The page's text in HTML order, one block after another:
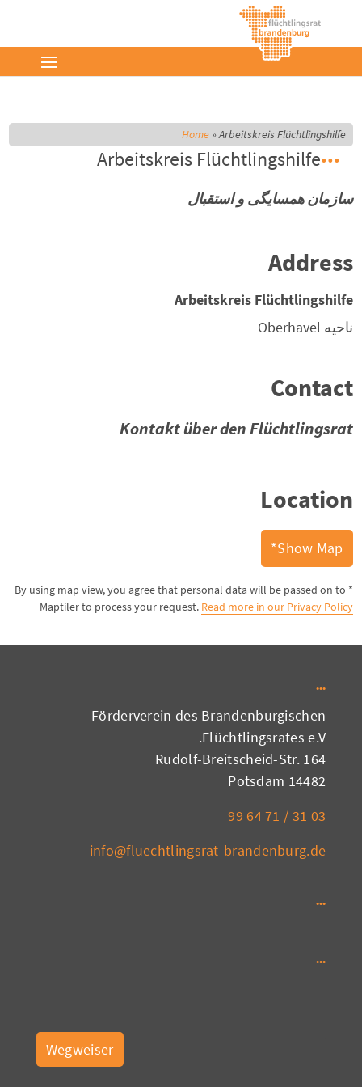
Home»Arbeitskreis Flüchtlingshilfe
Arbeitskreis Flüchtlingshilfe
سازمان همسايگى و استقبال
Address
Arbeitskreis Flüchtlingshilfe
ناحیه Oberhavel
Contact
Kontakt über den Flüchtlingsrat
Location
Show Map*
* By using map view, you agree that personal data will be passed on to
Maptiler to process your request. Read more in our Privacy Policy
Förderverein des Brandenburgischen
Flüchtlingsrates e.V.
Rudolf-Breitscheid-Str. 164
14482 Potsdam
03 31 / 71 64 99
info@fluechtlingsrat-brandenburg.de
Wegweiser